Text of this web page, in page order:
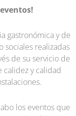
gastronómica y de
sociales realizadas
de su servicio de
calidez y calidad
los eventos que